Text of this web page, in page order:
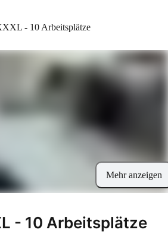
- 10 Arbeitsplätze
Mehr anzeigen
- 10 Arbeitsplätze